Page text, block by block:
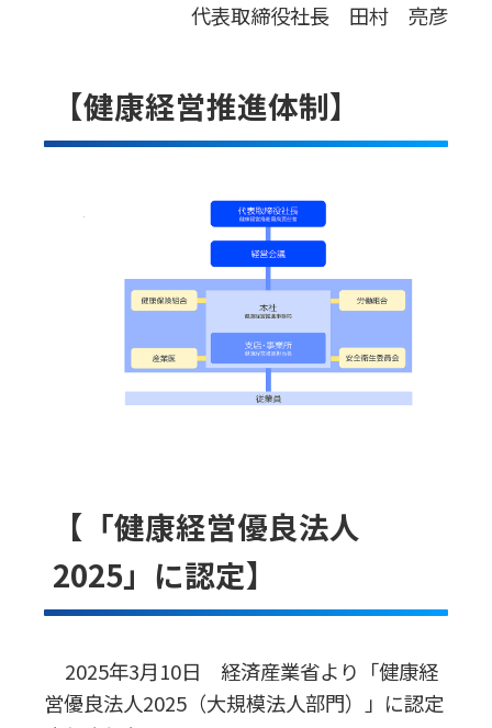
代表取締役社長 田村 亮彦
【健康経営推進体制】
【「健康経営優良法人
2025」に認定】
2025年3月10日 経済産業省より「健康経
営優良法人2025（大規模法人部門）」に認定